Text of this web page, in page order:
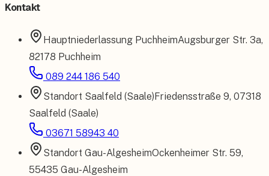
Kontakt
Hauptniederlassung PuchheimAugsburger Str. 3a,
82178 Puchheim
089 244 186 540
Standort Saalfeld (Saale)Friedensstraße 9, 07318
Saalfeld (Saale)
03671 58943 40
Standort Gau-AlgesheimOckenheimer Str. 59,
55435 Gau-Algesheim